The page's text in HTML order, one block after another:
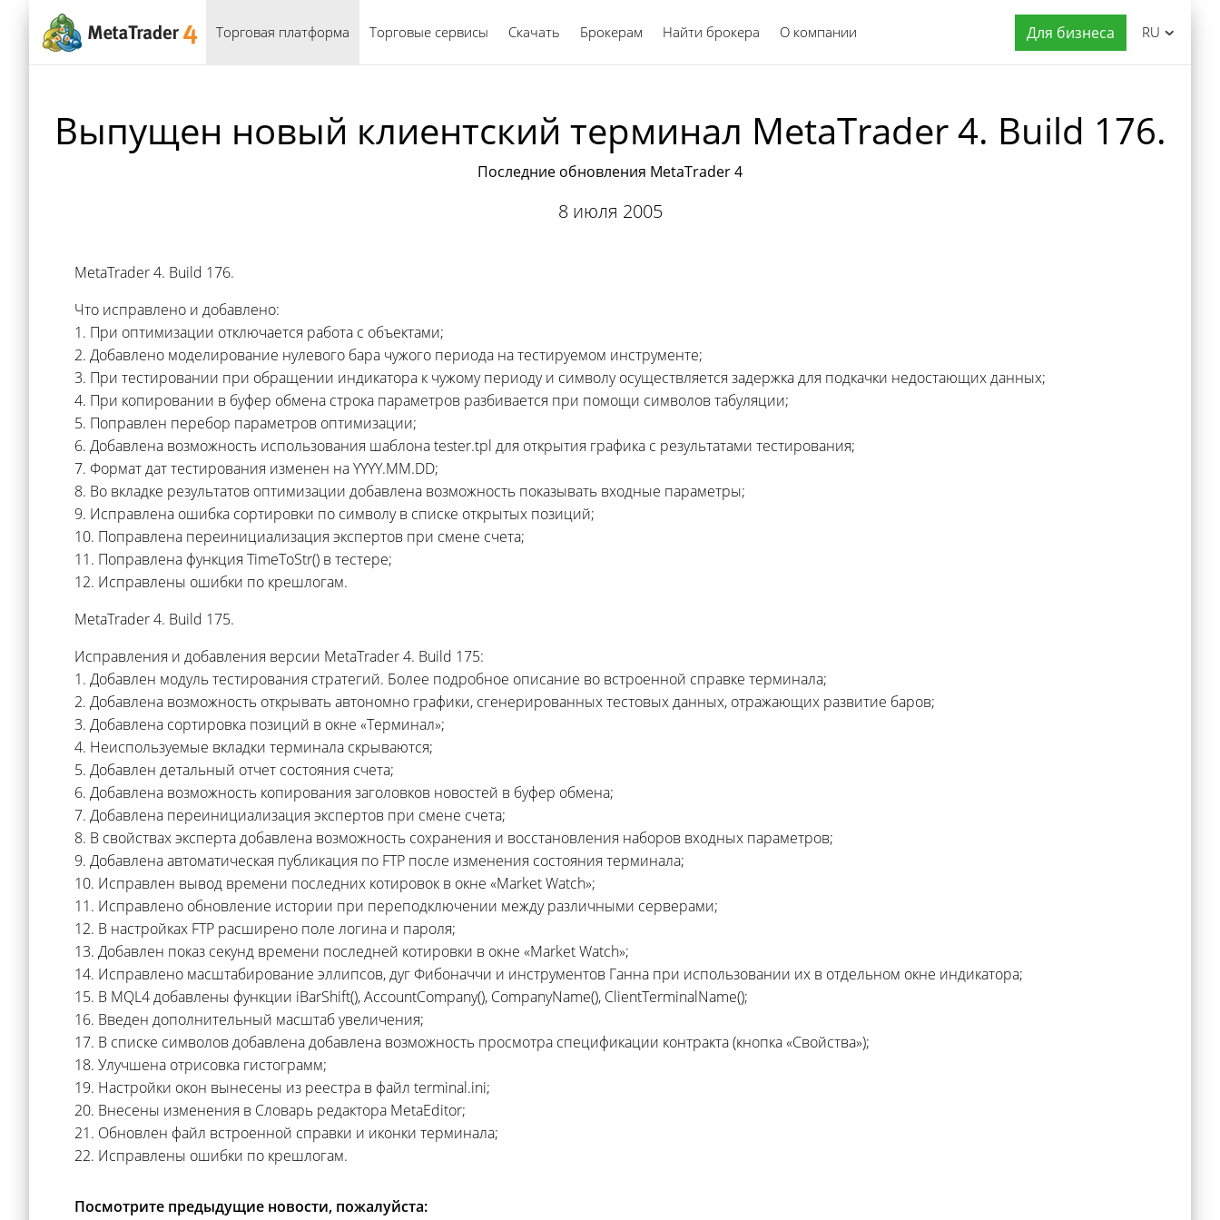
Торговая платформа Торговые сервисы Скачать Брокерам Найти брокера О компании Для бизнеса
Русский RU
Выпущен новый клиентский терминал MetaTrader 4. Build 176.
Последние обновления MetaTrader 4
8 июля 2005
MetaTrader 4. Build 176.
Что исправлено и добавлено:
1. При оптимизации отключается работа с объектами;
2. Добавлено моделирование нулевого бара чужого периода на тестируемом инструменте;
3. При тестировании при обращении индикатора к чужому периоду и символу осуществляется задержка для подкачки недостающих данных;
4. При копировании в буфер обмена строка параметров разбивается при помощи символов табуляции;
5. Поправлен перебор параметров оптимизации;
6. Добавлена возможность использования шаблона tester.tpl для открытия графика с результатами тестирования;
7. Формат дат тестирования изменен на YYYY.MM.DD;
8. Во вкладке результатов оптимизации добавлена возможность показывать входные параметры;
9. Исправлена ошибка сортировки по символу в списке открытых позиций;
10. Поправлена переинициализация экспертов при смене счета;
11. Поправлена функция TimeToStr() в тестере;
12. Исправлены ошибки по крешлогам.
MetaTrader 4. Build 175.
Исправления и добавления версии MetaTrader 4. Build 175:
1. Добавлен модуль тестирования стратегий. Более подробное описание во встроенной справке терминала;
2. Добавлена возможность открывать автономно графики, сгенерированных тестовых данных, отражающих развитие баров;
3. Добавлена сортировка позиций в окне «Терминал»;
4. Неиспользуемые вкладки терминала скрываются;
5. Добавлен детальный отчет состояния счета;
6. Добавлена возможность копирования заголовков новостей в буфер обмена;
7. Добавлена переинициализация экспертов при смене счета;
8. В свойствах эксперта добавлена возможность сохранения и восстановления наборов входных параметров;
9. Добавлена автоматическая публикация по FTP после изменения состояния терминала;
10. Исправлен вывод времени последних котировок в окне «Market Watch»;
11. Исправлено обновление истории при переподключении между различными серверами;
12. В настройках FTP расширено поле логина и пароля;
13. Добавлен показ секунд времени последней котировки в окне «Market Watch»;
14. Исправлено масштабирование эллипсов, дуг Фибоначчи и инструментов Ганна при использовании их в отдельном окне индикатора;
15. В MQL4 добавлены функции iBarShift(), AccountCompany(), CompanyName(), ClientTerminalName();
16. Введен дополнительный масштаб увеличения;
17. В списке символов добавлена добавлена возможность просмотра спецификации контракта (кнопка «Свойства»);
18. Улучшена отрисовка гистограмм;
19. Настройки окон вынесены из реестра в файл terminal.ini;
20. Внесены изменения в Словарь редактора MetaEditor;
21. Обновлен файл встроенной справки и иконки терминала;
22. Исправлены ошибки по крешлогам.
Посмотрите предыдущие новости, пожалуйста: